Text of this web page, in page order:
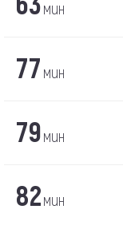
мин
77 мин
79мин
82мин